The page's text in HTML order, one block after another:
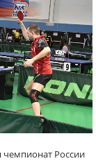
чемпионат России